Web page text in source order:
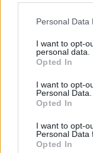
Please note that
not limited to your
grant or deny
use your data for
consent section.
Personal Data
I want to opt-
personal data.
Opted In
I want to opt-
Personal Data.
Opted In
I want to opt-
Personal Data
Opted In
el nyomtalanul:
távol-keleti
japán szöveg.
felszabadultabb
tánczene felé
). De talán
csak annyit
harminchat
mégis egységes,